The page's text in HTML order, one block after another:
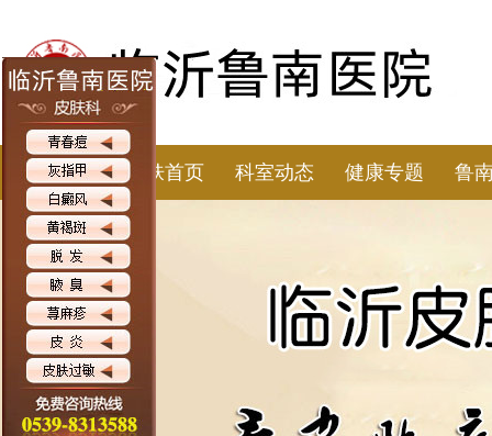
皮肤首页 科室动态 健康专题 鲁